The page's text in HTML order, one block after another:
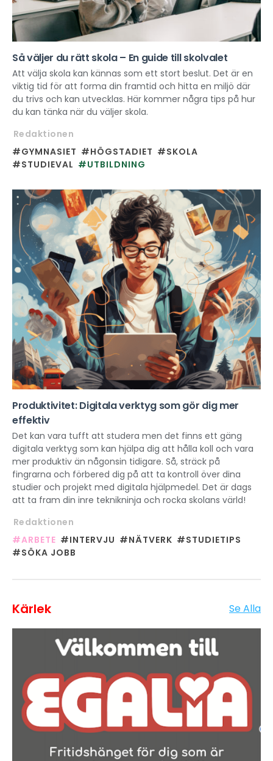
Så väljer du rätt skola – En guide till skolvalet
Att välja skola kan kännas som ett stort beslut. Det är en
viktig tid för att forma din framtid och hitta en miljö där
du trivs och kan utvecklas. Här kommer några tips på hur
du kan tänka när du väljer skola.
Redaktionen
#GYMNASIET #HÖGSTADIET #SKOLA
#STUDIEVAL #UTBILDNING
Produktivitet: Digitala verktyg som gör dig mer
effektiv
Det kan vara tufft att studera men det finns ett gäng
digitala verktyg som kan hjälpa dig att hålla koll och vara
mer produktiv än någonsin tidigare. Så, sträck på
fingrarna och förbered dig på att ta kontroll över dina
studier och projekt med digitala hjälpmedel. Det är dags
att ta fram din inre teknikninja och rocka skolans värld!
Redaktionen
#ARBETE #INTERVJU #NÄTVERK #STUDIETIPS
#SÖKA JOBB
Kärlek Se Alla